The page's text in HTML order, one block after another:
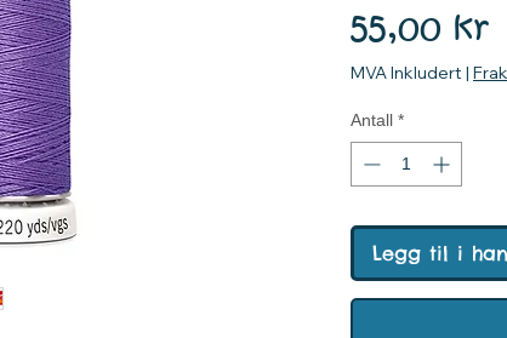
55,00 kr
MVA Inkludert |
Antall *
Legg til i